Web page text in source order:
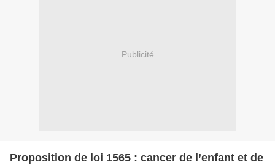
Publicité
Proposition de loi 1565 : cancer de l’enfant et de